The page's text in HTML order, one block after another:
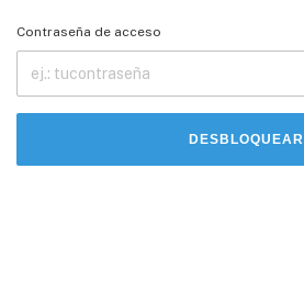
Contraseña de acceso
DESBLOQUEAR